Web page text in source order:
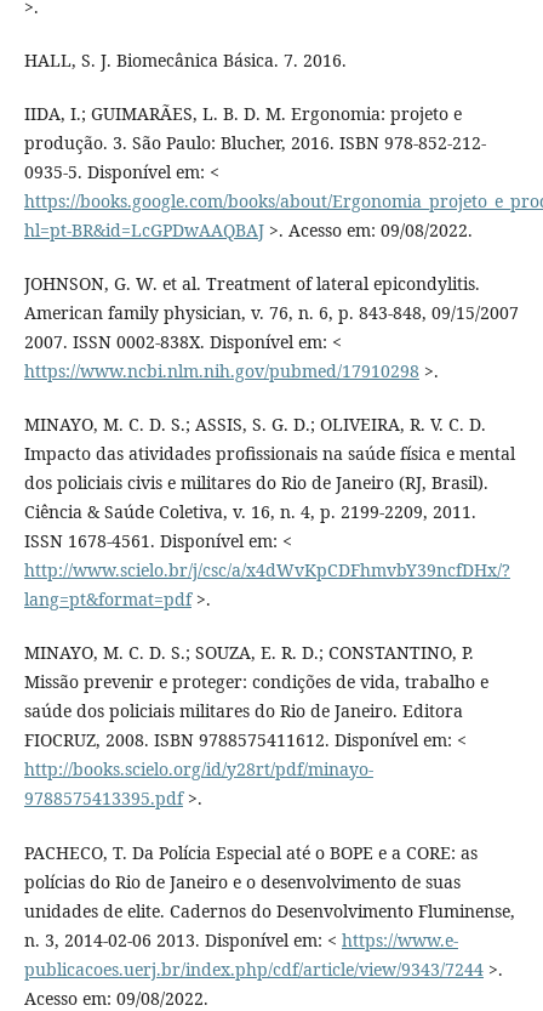
>.
HALL, S. J. Biomecânica Básica. 7. 2016.
IIDA, I.; GUIMARÃES, L. B. D. M. Ergonomia: projeto e
produção. 3. São Paulo: Blucher, 2016. ISBN 978-852-212-
0935-5. Disponível em: <
https://books.google.com/books/about/
hl=pt-BR&id=LcGPDwAAQBAJ>. Acesso em: 09/08/2022.
JOHNSON, G. W. et al. Treatment of lateral epicondylitis.
American family physician, v. 76, n. 6, p. 843-848, 09/15/2007
2007. ISSN 0002-838X. Disponível em: <
https://www.ncbi.nlm.nih.gov/pubmed/17910298 >.
MINAYO, M. C. D. S.; ASSIS, S. G. D.; OLIVEIRA, R. V. C. D.
Impacto das atividades profissionais na saúde física e mental
dos policiais civis e militares do Rio de Janeiro (RJ, Brasil).
Ciência & Saúde Coletiva, v. 16, n. 4, p. 2199-2209, 2011.
ISSN 1678-4561. Disponível em: <
http://www.scielo.br/j/csc/a/x4dWvKpCDFhmvbY39ncfDHx/?
lang=pt&format=pdf>.
MINAYO, M. C. D. S.; SOUZA, E. R. D.; CONSTANTINO, P.
Missão prevenir e proteger: condições de vida, trabalho e
saúde dos policiais militares do Rio de Janeiro. Editora
FIOCRUZ, 2008. ISBN 9788575411612. Disponível em: <
http://books.scielo.org/id/y28rt/pdf/minayo-
9788575413395.pdf>.
PACHECO, T. Da Polícia Especial até o BOPE e a CORE: as
polícias do Rio de Janeiro e o desenvolvimento de suas
unidades de elite. Cadernos do Desenvolvimento Fluminense,
n. 3, 2014-02-06 2013. Disponível em: < https://www.e-
publicacoes.uerj.br/index.php/cdf/article/view/9343/7244>.
Acesso em: 09/08/2022.